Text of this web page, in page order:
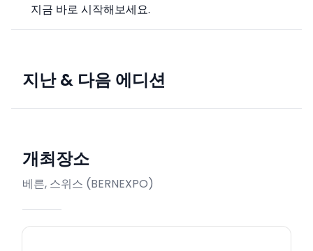
지금 바로 시작해보세요.
지난 & 다음 에디션
개최장소
베른, 스위스 (BERNEXPO)